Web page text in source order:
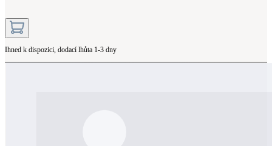
Ihned k dispozici, dodací lhůta 1-3 dny